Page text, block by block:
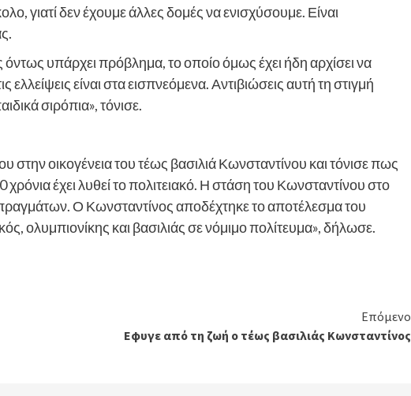
γιατί δεν έχουμε άλλες δομές να ενισχύσουμε. Είναι
υπάρχει πρόβλημα, το οποίο όμως έχει ήδη αρχίσει να
είναι στα εισπνεόμενα. Αντιβιώσεις αυτή τη στιγμή
σιρόπια», τόνισε.
οικογένεια του τέως βασιλιά Κωνσταντίνου και τόνισε πως
χρόνια έχει λυθεί το πολιτειακό. Η στάση του Κωνσταντίνου στο
Ο Κωνσταντίνος αποδέχτηκε το αποτέλεσμα του
ολυμπιονίκης και βασιλιάς σε νόμιμο πολίτευμα», δήλωσε.
Επόμενο
Εφυγε από τη ζωή ο τέως βασιλιάς Κωνσταντίνος